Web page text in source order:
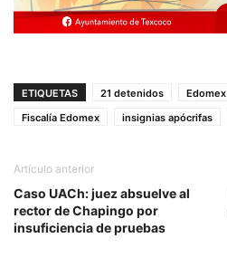
ETIQUETAS 21 detenidos Edomex
Fiscalía Edomex
insignias apócrifas
Artículo anterior
Caso UACh: juez absuelve al
rector de Chapingo por
insuficiencia de pruebas